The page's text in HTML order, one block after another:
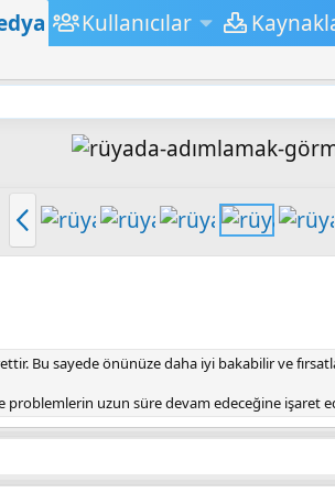
Kullanıcılar
Ö
n
c
i Bu sayede önünüze daha iyi bakabilir ve
problemlerin uzun süre devam edeceğine işaret